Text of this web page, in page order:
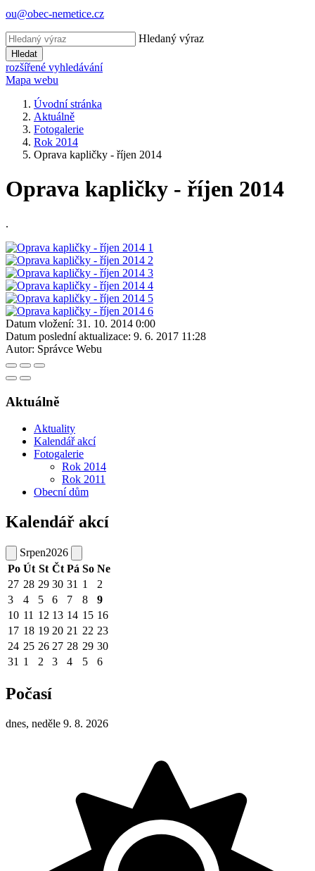
ou@obec-nemetice.cz
Hledaný výraz
Hledat
rozšířené vyhledávání
Mapa webu
Úvodní stránka
Aktuálně
Fotogalerie
Rok 2014
Oprava kapličky - říjen 2014
Oprava kapličky - říjen 2014
.
Datum vložení: 31. 10. 2014 0:00
Datum poslední aktualizace: 9. 6. 2017 11:28
Autor: Správce Webu
Aktuálně
Aktuality
Kalendář akcí
Fotogalerie
Rok 2014
Rok 2011
Obecní dům
Kalendář akcí
Srpen2026
Po Út St Čt Pá So Ne
27 28 29 30 31 1
2
3
4 5 6 7 8
9
10 11 12 13 14 15 16
17 18 19 20 21 22 23
24 25 26 27 28 29 30
31 1 2 3 4 5 6
Počasí
dnes, neděle 9. 8. 2026